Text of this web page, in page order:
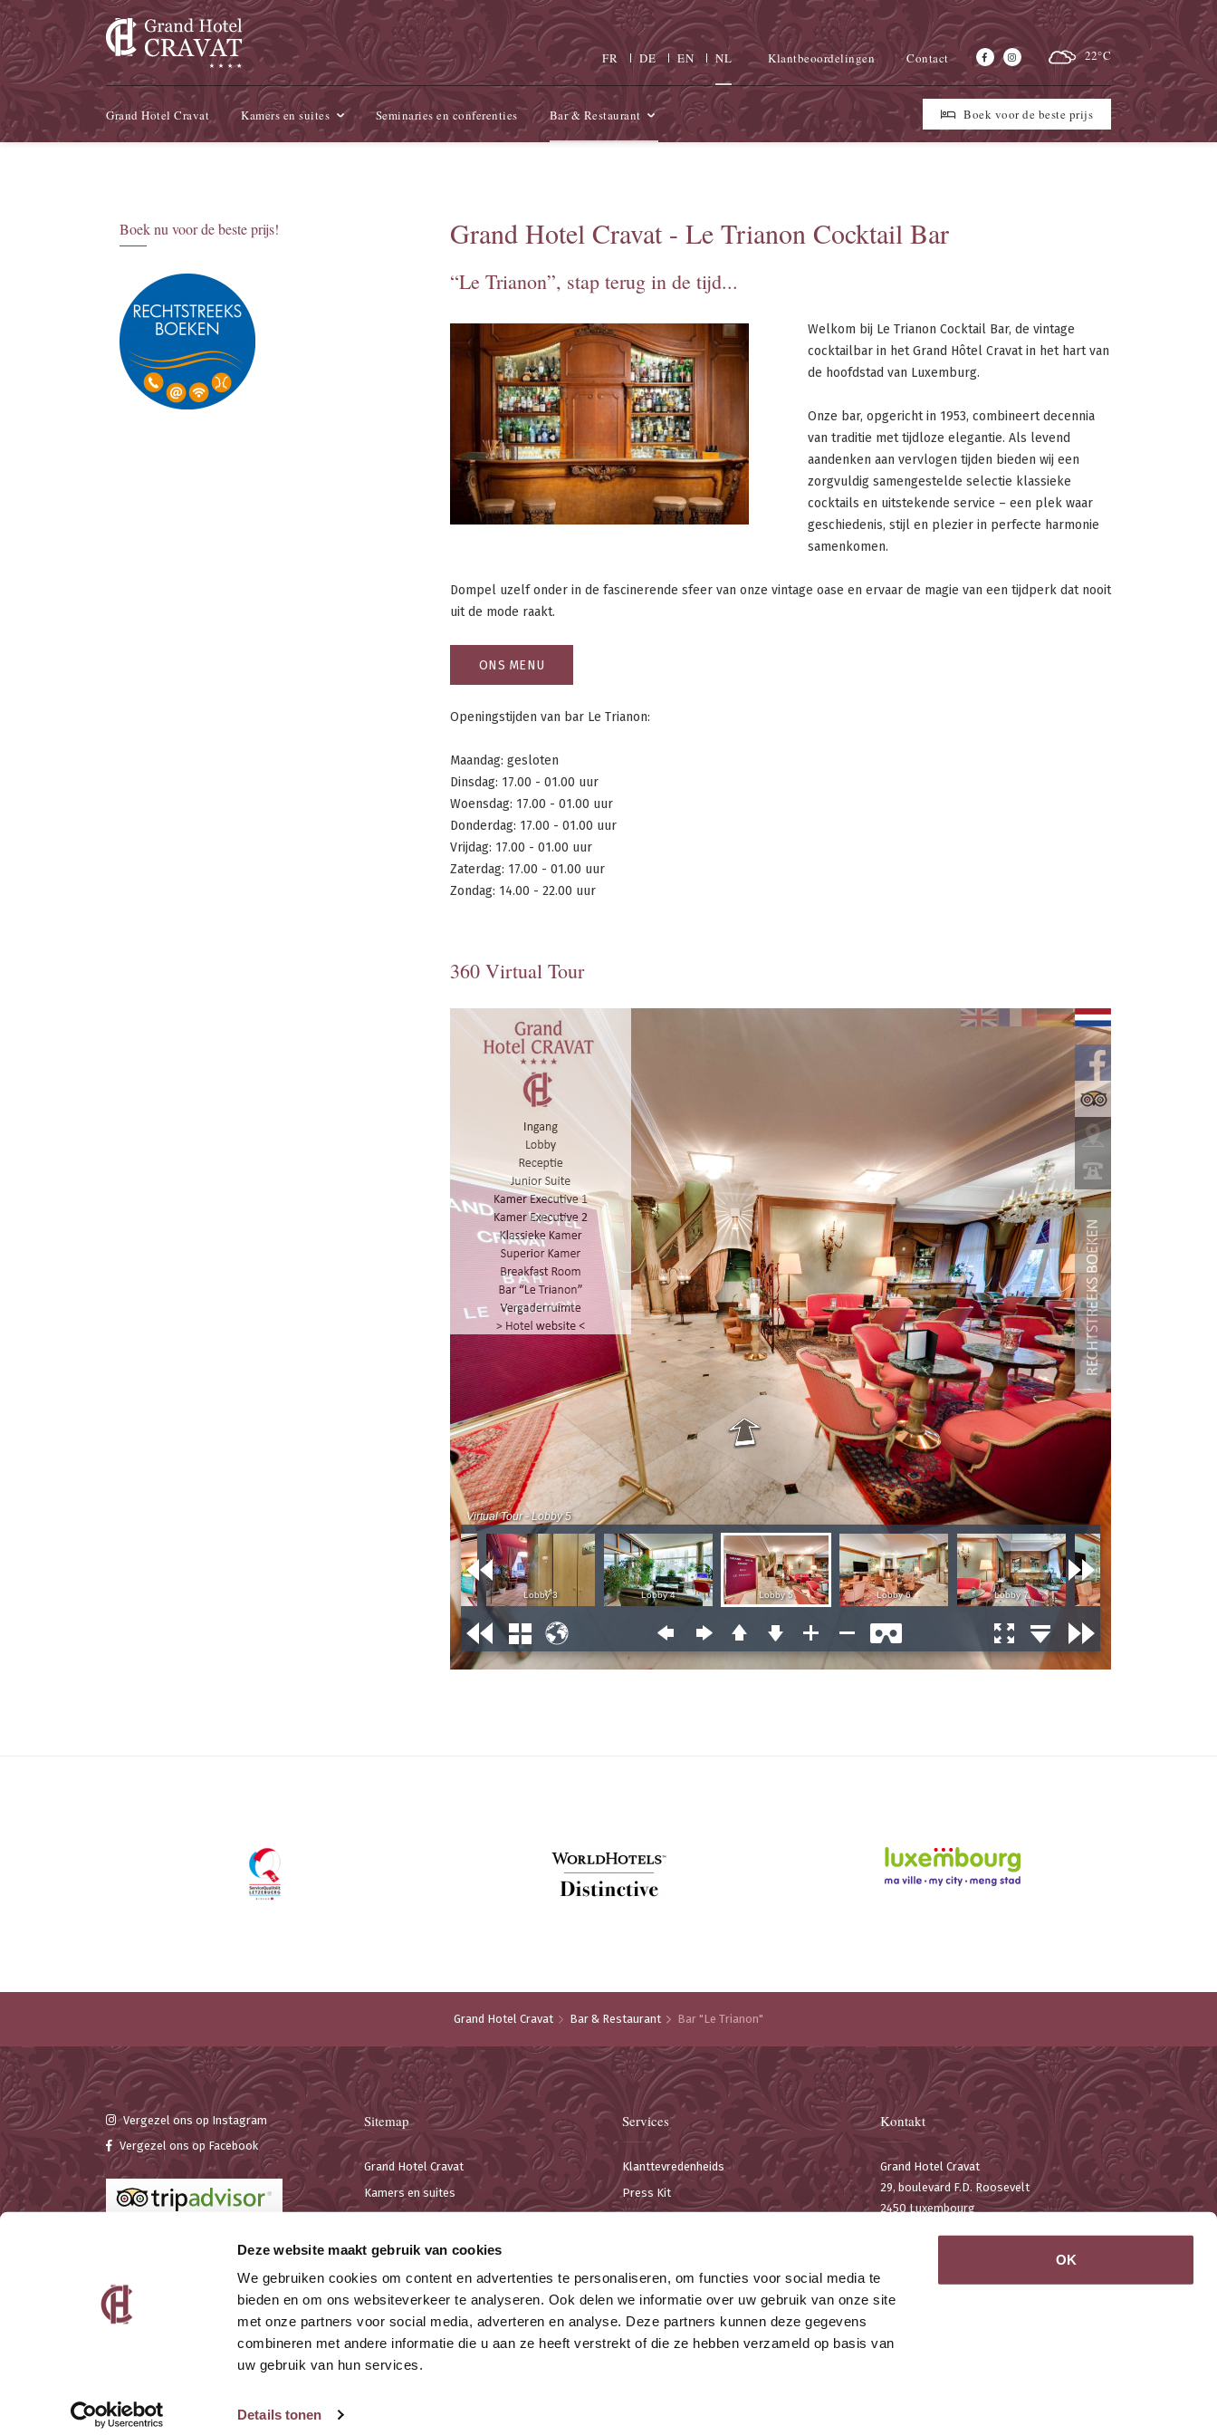
Deze website maakt gebruik van cookies
We gebruiken cookies om content en advertenties te personaliseren, om functies voor social media te
bieden en om ons websiteverkeer te analyseren. Ook delen we informatie over uw gebruik van onze site
met onze partners voor social media, adverteren en analyse. Deze partners kunnen deze gegevens
combineren met andere informatie die u aan ze heeft verstrekt of die ze hebben verzameld op basis van
uw gebruik van hun services.
Details tonen
OK
FR DE EN NL Klantbeoordelingen Contact 22°C
Grand Hotel Cravat Kamers en suites Seminaries en conferenties Bar & Restaurant Boek voor de beste prijs
Boek nu voor de beste prijs! Grand Hotel Cravat - Le Trianon Cocktail Bar
“Le Trianon”, stap terug in de tijd...
Welkom bij Le Trianon Cocktail Bar, de vintage
cocktailbar in het Grand Hôtel Cravat in het hart van
de hoofdstad van Luxemburg.
Onze bar, opgericht in 1953, combineert decennia
van traditie met tijdloze elegantie. Als levend
aandenken aan vervlogen tijden bieden wij een
zorgvuldig samengestelde selectie klassieke
cocktails en uitstekende service – een plek waar
geschiedenis, stijl en plezier in perfecte harmonie
samenkomen.
Dompel uzelf onder in de fascinerende sfeer van onze vintage oase en ervaar de magie van een tijdperk dat nooit
uit de mode raakt.
ONS MENU
Openingstijden van bar Le Trianon:
Maandag: gesloten
Dinsdag: 17.00 - 01.00 uur
Woensdag: 17.00 - 01.00 uur
Donderdag: 17.00 - 01.00 uur
Vrijdag: 17.00 - 01.00 uur
Zaterdag: 17.00 - 01.00 uur
Zondag: 14.00 - 22.00 uur
360 Virtual Tour
Grand Hotel Cravat Bar & Restaurant Bar "Le Trianon"
Vergezel ons op Instagram
Vergezel ons op Facebook
Sitemap
Grand Hotel Cravat
Kamers en suites
Bar & Restaurant
Services
Klanttevredenheids
Press Kit
Kontakt
Grand Hotel Cravat
29, boulevard F.D. Roosevelt
2450 Luxembourg
Google Maps
Privacy policy